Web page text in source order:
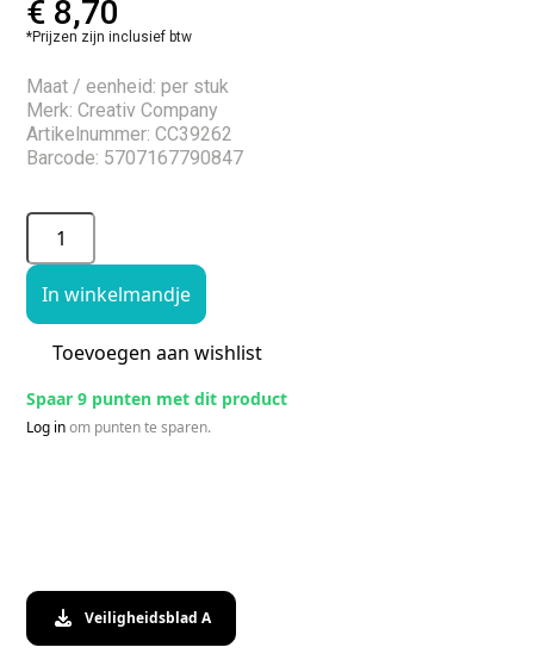
€ 8,70
*Prijzen zijn inclusief btw
Maat / eenheid: per stuk
Merk: Creativ Company
Artikelnummer: CC39262
Barcode: 5707167790847
In winkelmandje
Toevoegen aan wishlist
Spaar 9 punten met dit product
Log inom punten te sparen.
Veiligheidsblad A